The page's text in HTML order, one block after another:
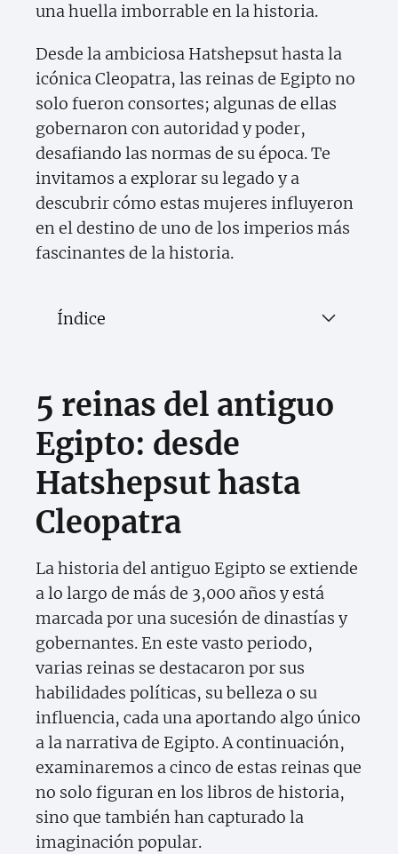
una huella imborrable en la historia.
Desde la ambiciosa Hatshepsut hasta la
icónica Cleopatra, las reinas de Egipto no
solo fueron consortes; algunas de ellas
gobernaron con autoridad y poder,
desafiando las normas de su época. Te
invitamos a explorar su legado y a
descubrir cómo estas mujeres influyeron
en el destino de uno de los imperios más
fascinantes de la historia.
Índice
5 reinas del antiguo
Egipto: desde
Hatshepsut hasta
Cleopatra
La historia del antiguo Egipto se extiende
a lo largo de más de 3,000 años y está
marcada por una sucesión de dinastías y
gobernantes. En este vasto periodo,
varias reinas se destacaron por sus
habilidades políticas, su belleza o su
influencia, cada una aportando algo único
a la narrativa de Egipto. A continuación,
examinaremos a cinco de estas reinas que
no solo figuran en los libros de historia,
sino que también han capturado la
imaginación popular.